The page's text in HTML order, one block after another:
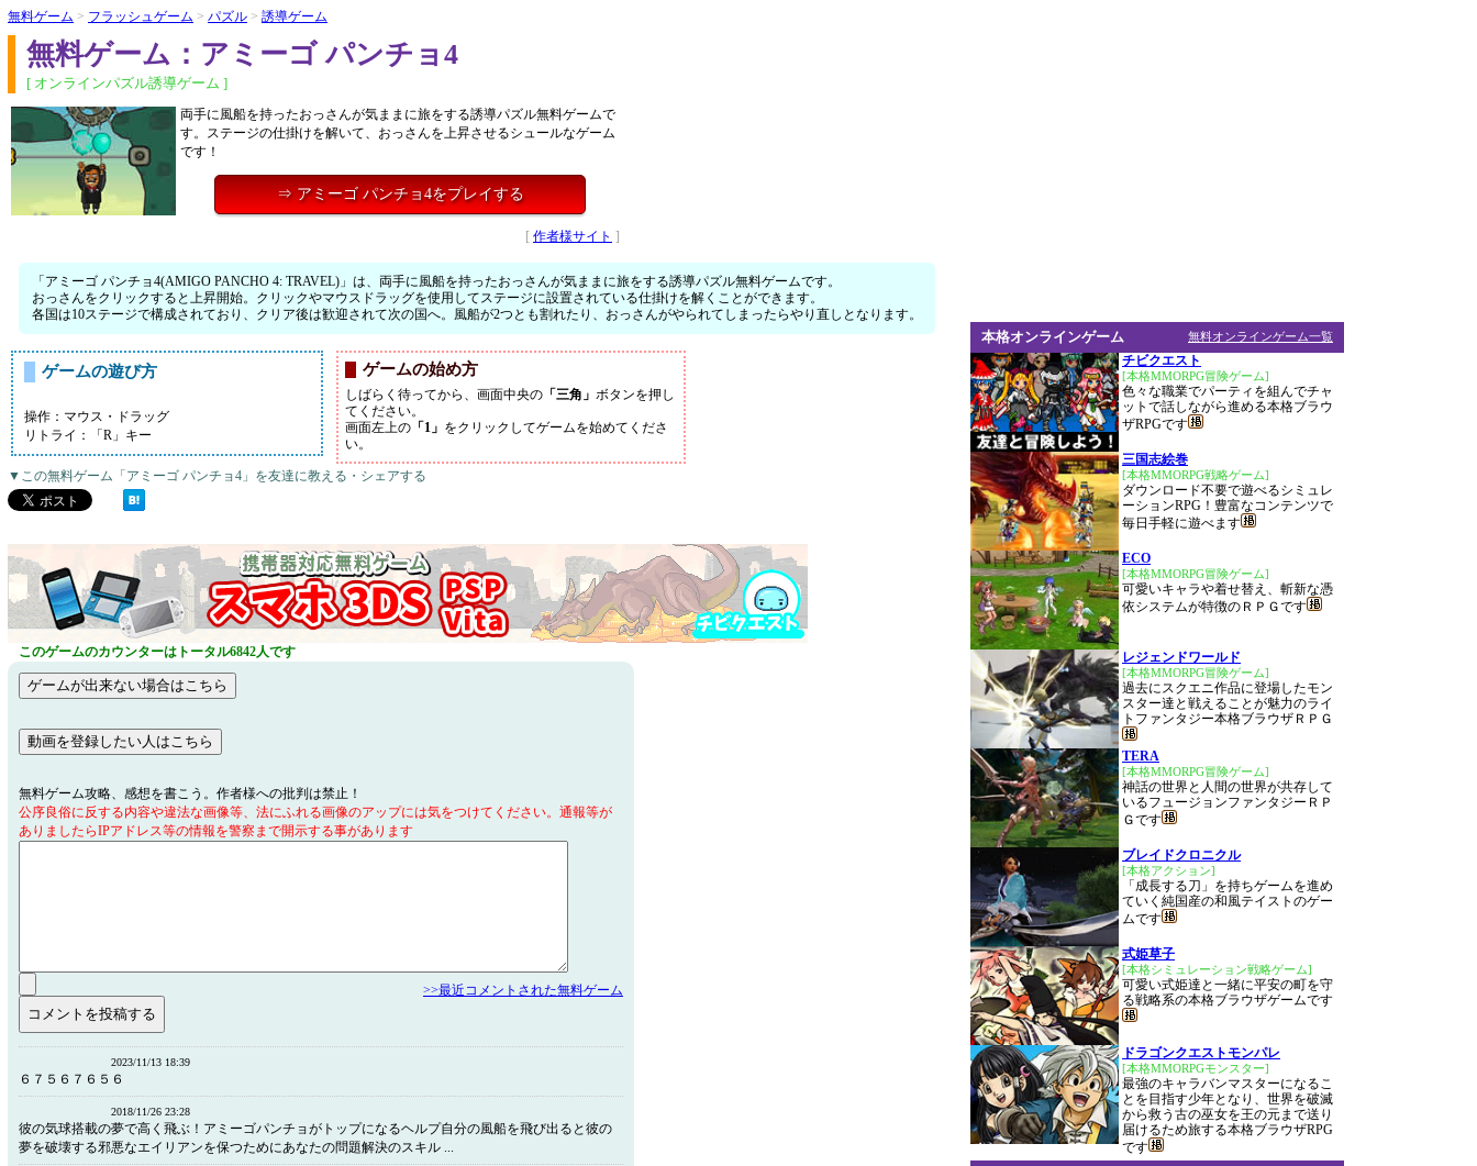
無料ゲーム > フラッシュゲーム > パズル > 誘導ゲーム
無料ゲーム：アミーゴ パンチョ4
[ オンラインパズル誘導ゲーム ]
両手に風船を持ったおっさんが気ままに旅をする誘導パズル無料ゲームで
す。ステージの仕掛けを解いて、おっさんを上昇させるシュールなゲーム
です！
⇒ アミーゴ パンチョ4をプレイする
[ 作者様サイト ]
「アミーゴ パンチョ4(AMIGO PANCHO 4: TRAVEL)」は、両手に風船を持ったおっさんが気ままに旅をする誘導パズル無料ゲームです。
おっさんをクリックすると上昇開始。クリックやマウスドラッグを使用してステージに設置されている仕掛けを解くことができます。
各国は10ステージで構成されており、クリア後は歓迎されて次の国へ。風船が2つとも割れたり、おっさんがやられてしまったらやり直しとなります。
ゲームの遊び方
操作：マウス・ドラッグ
リトライ：「R」キー
ゲームの始め方
しばらく待ってから、画面中央の 「三角」 ボタンを押し
てください。
画面左上の 「1」 をクリックしてゲームを始めてくださ
い。
▼この無料ゲーム「アミーゴ パンチョ4」を友達に教える・シェアする
このゲームのカウンターはトータル6842人です
無料ゲーム攻略、感想を書こう。作者様への批判は禁止！
公序良俗に反する内容や違法な画像等、法にふれる画像のアップには気をつけてください。通報等が
ありましたらIPアドレス等の情報を警察まで開示する事があります
>>最近コメントされた無料ゲーム
2023/11/13 18:39
６７５６７６５６
2018/11/26 23:28
彼の気球搭載の夢で高く飛ぶ！アミーゴパンチョがトップになるヘルプ自分の風船を飛び出ると彼の
夢を破壊する邪悪なエイリアンを保つためにあなたの問題解決のスキル ...
無料オンラインゲーム一覧
本格オンラインゲーム
チビクエスト
[本格MMORPG冒険ゲーム]
色々な職業でパーティを組んでチャ
ットで話しながら進める本格ブラウ
ザRPGです
三国志絵巻
[本格MMORPG戦略ゲーム]
ダウンロード不要で遊べるシミュレ
ーションRPG！豊富なコンテンツで
毎日手軽に遊べます
ECO
[本格MMORPG冒険ゲーム]
可愛いキャラや着せ替え、斬新な憑
依システムが特徴のＲＰＧです
レジェンドワールド
[本格MMORPG冒険ゲーム]
過去にスクエニ作品に登場したモン
スター達と戦えることが魅力のライ
トファンタジー本格ブラウザＲＰＧ
TERA
[本格MMORPG冒険ゲーム]
神話の世界と人間の世界が共存して
いるフュージョンファンタジーＲＰ
Ｇです
ブレイドクロニクル
[本格アクション]
「成長する刀」を持ちゲームを進め
ていく純国産の和風テイストのゲー
ムです
式姫草子
[本格シミュレーション戦略ゲーム]
可愛い式姫達と一緒に平安の町を守
る戦略系の本格ブラウザゲームです
ドラゴンクエストモンパレ
[本格MMORPGモンスター]
最強のキャラバンマスターになるこ
とを目指す少年となり、世界を破滅
から救う古の巫女を王の元まで送り
届けるため旅する本格ブラウザRPG
です